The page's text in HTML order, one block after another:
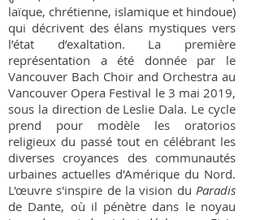
laïque, chrétienne, islamique et hindoue)
qui décrivent des élans mystiques vers
l’état d’exaltation. La première
représentation a été donnée par le
Vancouver Bach Choir and Orchestra au
Vancouver Opera Festival le 3 mai 2019,
sous la direction de Leslie Dala. Le cycle
prend pour modèle les oratorios
religieux du passé tout en célébrant les
diverses croyances des communautés
urbaines actuelles d'Amérique du Nord.
L'œuvre s'inspire de la vision du Paradis
de Dante, où il pénètre dans le noyau